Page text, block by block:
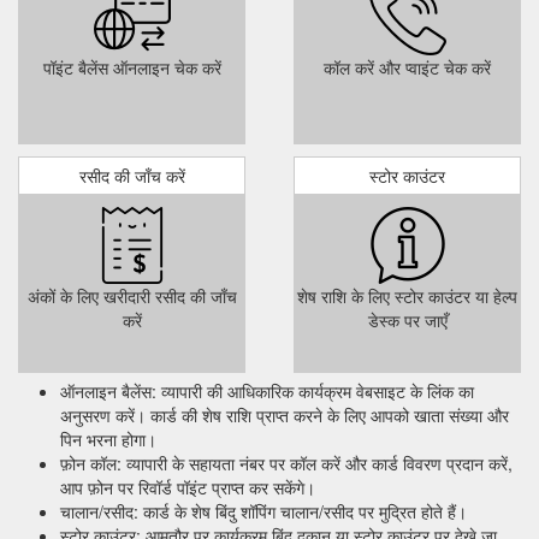
raise awareness of solitary bees and other important
pollinators. • Easy to set up, maintain and reap rewards.
https://www.oderings.co.nz/assets/Live-Grow-Issue-39-
Web_194093_1.pdf
gardening with an Oderings Gift Card. These gift cards are
redeemable at many garden centres throughout the country,
please see list below. Oderings gift cards have a 2 year expiry
date. These are physical cards that we send out. If you are
sending these to another address as a gift, please add this
address ...https://www.oderings.co.nz/shop/gift-card-gift-
voucher-oderings-voucher-oderings/gift-card-gift-voucher-
oderings-voucher-oderings-__I.84__C.410
WHAT''S NEW COLOUR TRENDS SPRING MUST HAVES
fungi, so
a careful watering programme is a must for success.
''Oderings ... you can see results and reap the rewards
relatively quickly.
Grow_Issue_29__Spring_Summer-2012.pdf
Oderings Garden Centres | Fruit - Orange Navelina
Plant in
पॉइंट बैलेंस ऑनलाइन चेक करें कॉल करें और प्वाइंट चेक करें
रसीद की जाँच करें
अंकों के लिए खरीदारी रसीद की जाँच
करें
स्टोर काउंटर
शेष राशि के लिए स्टोर काउंटर या हेल्प
डेस्क पर जाएँ
ऑनलाइन बैलेंस: व्यापारी की आधिकारिक कार्यक्रम वेबसाइट के लिंक का
अनुसरण करें। कार्ड की शेष राशि प्राप्त करने के लिए आपको खाता संख्या और
पिन भरना होगा।
फ़ोन कॉल: व्यापारी के सहायता नंबर पर कॉल करें और कार्ड विवरण प्रदान करें,
आप फ़ोन पर रिवॉर्ड पॉइंट प्राप्त कर सकेंगे।
चालान/रसीद: कार्ड के शेष बिंदु शॉपिंग चालान/रसीद पर मुद्रित होते हैं।